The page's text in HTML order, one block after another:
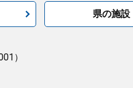
県の施設
）